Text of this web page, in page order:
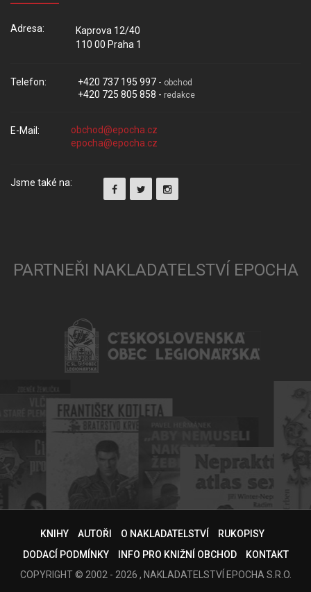
Adresa:
Kaprova 12/40
110 00 Praha 1
Telefon: +420 737 195 997 - obchod
+420 725 805 858 - redakce
E-Mail:
Jsme také na:
PARTNEŘI NAKLADATELSTVÍ EPOCHA
KNIHY AUTOŘI O NAKLADATELSTVÍ
RUKOPISY
DODACÍ PODMÍNKY
INFO PRO KNIŽNÍ OBCHOD
KONTAKT
COPYRIGHT © 2002 - 2026 , NAKLADATELSTVÍ EPOCHA S.R.O.